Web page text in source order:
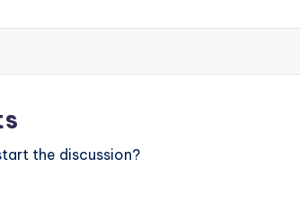
the discussion?